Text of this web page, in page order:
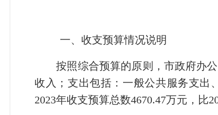
一、收支预算情况说明
按照综合预算的原则，市政府办
收入；支出包括：一般公共服务支出
2023年收支预算总数4670.47万元，比